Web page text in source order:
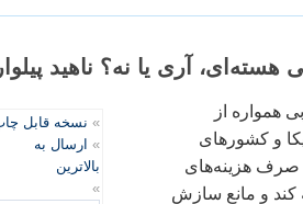
آری يا نه؟ ناهيد پيلوار
» نسخه قابل
» ارسال به
بالاترین
»
همواره از
و کشورهای
صرف هزينه‌های
کند و مانع سازش